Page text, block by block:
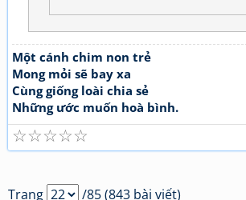
Một cánh chim non trẻ
Mong mỏi sẽ bay xa
Cùng giống loài chia sẻ
Những ước muốn hoà bình.
☆
☆
☆
☆
☆
Trang /85 (843 bài viết)